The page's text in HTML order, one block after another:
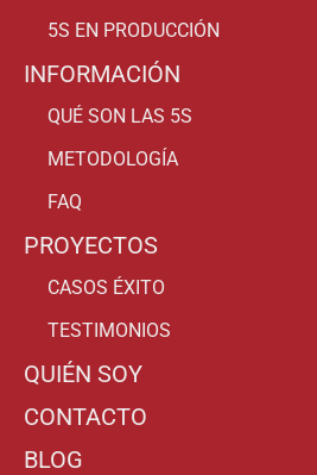
5S EN PRODUCCIÓN
INFORMACIÓN
QUÉ SON LAS 5S
METODOLOGÍA
FAQ
PROYECTOS
CASOS ÉXITO
TESTIMONIOS
QUIÉN SOY
CONTACTO
BLOG